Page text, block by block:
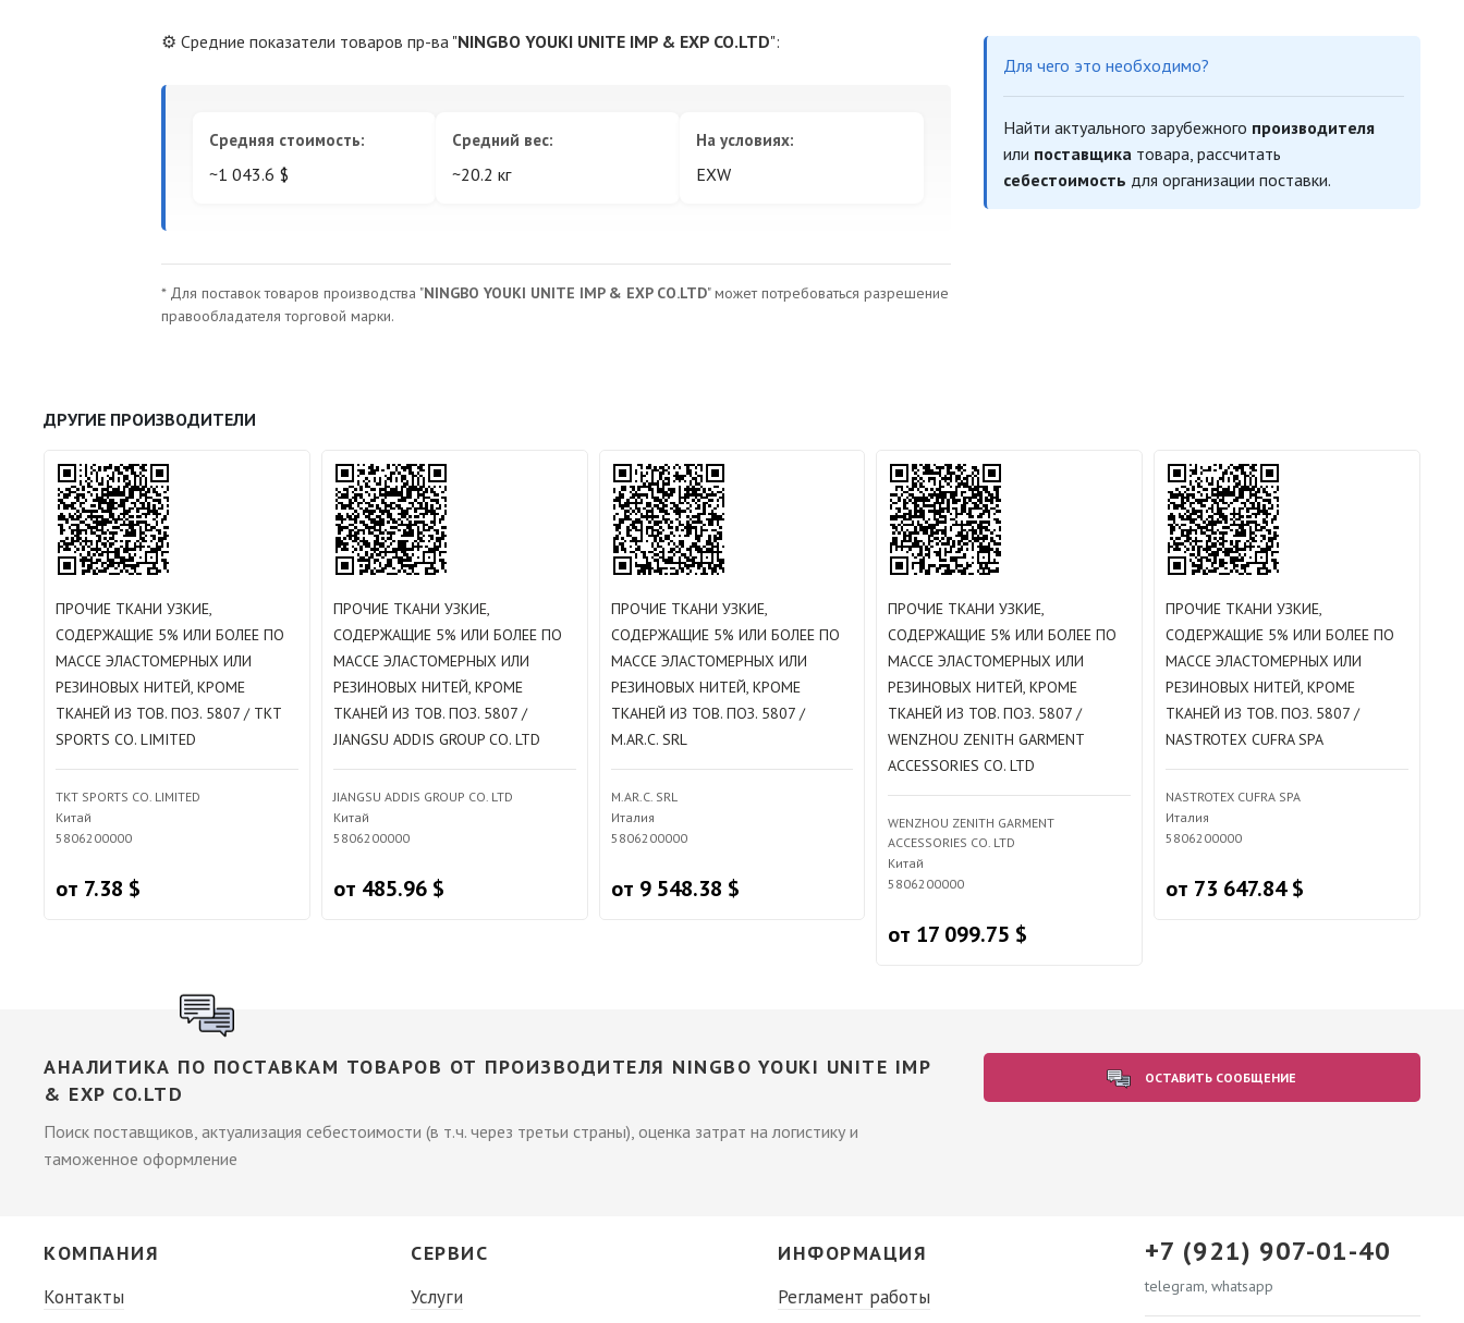
⚙️ Средние показатели товаров пр-ва "NINGBO YOUKI UNITE IMP & EXP CO.LTD":
Средняя стоимость:
~1 043.6 $
Средний вес:
~20.2 кг
На условиях:
EXW
* Для поставок товаров производства "NINGBO YOUKI UNITE IMP & EXP CO.LTD" может потребоваться разрешение
правообладателя торговой марки.
Для чего это необходимо?
Найти актуального зарубежного производителя
или поставщикатовара, рассчитать
себестоимость для организации поставки.
ДРУГИЕ ПРОИЗВОДИТЕЛИ
ПРОЧИЕ ТКАНИ УЗКИЕ,
СОДЕРЖАЩИЕ 5% ИЛИ БОЛЕЕ ПО
МАССЕ ЭЛАСТОМЕРНЫХ ИЛИ
РЕЗИНОВЫХ НИТЕЙ, КРОМЕ
ТКАНЕЙ ИЗ ТОВ. ПОЗ. 5807 / TKT
SPORTS CO. LIMITED
TKT SPORTS CO. LIMITED
Китай
5806200000
от 7.38 $
ПРОЧИЕ ТКАНИ УЗКИЕ,
СОДЕРЖАЩИЕ 5% ИЛИ БОЛЕЕ ПО
МАССЕ ЭЛАСТОМЕРНЫХ ИЛИ
РЕЗИНОВЫХ НИТЕЙ, КРОМЕ
ТКАНЕЙ ИЗ ТОВ. ПОЗ. 5807 /
JIANGSU ADDIS GROUP CO. LTD
JIANGSU ADDIS GROUP CO. LTD
Китай
5806200000
от 485.96 $
ПРОЧИЕ ТКАНИ УЗКИЕ,
СОДЕРЖАЩИЕ 5% ИЛИ БОЛЕЕ ПО
МАССЕ ЭЛАСТОМЕРНЫХ ИЛИ
РЕЗИНОВЫХ НИТЕЙ, КРОМЕ
ТКАНЕЙ ИЗ ТОВ. ПОЗ. 5807 /
M.AR.C. SRL
M.AR.C. SRL
Италия
5806200000
от 9 548.38 $
ПРОЧИЕ ТКАНИ УЗКИЕ,
СОДЕРЖАЩИЕ 5% ИЛИ БОЛЕЕ ПО
МАССЕ ЭЛАСТОМЕРНЫХ ИЛИ
РЕЗИНОВЫХ НИТЕЙ, КРОМЕ
ТКАНЕЙ ИЗ ТОВ. ПОЗ. 5807 /
WENZHOU ZENITH GARMENT
ACCESSORIES CO. LTD
WENZHOU ZENITH GARMENT
ACCESSORIES CO. LTD
Китай
5806200000
от 17 099.75 $
ПРОЧИЕ ТКАНИ УЗКИЕ,
СОДЕРЖАЩИЕ 5% ИЛИ БОЛЕЕ ПО
МАССЕ ЭЛАСТОМЕРНЫХ ИЛИ
РЕЗИНОВЫХ НИТЕЙ, КРОМЕ
ТКАНЕЙ ИЗ ТОВ. ПОЗ. 5807 /
NASTROTEX CUFRA SPA
NASTROTEX CUFRA SPA
Италия
5806200000
от 73 647.84 $
АНАЛИТИКА ПО ПОСТАВКАМ ТОВАРОВ ОТ ПРОИЗВОДИТЕЛЯ NINGBO YOUKI UNITE IMP
& EXP CO.LTD
Поиск поставщиков, актуализация себестоимости (в т.ч. через третьи страны), оценка затрат на логистику и
таможенное оформление
ОСТАВИТЬ СООБЩЕНИЕ
КОМПАНИЯ
Контакты
СЕРВИС
Услуги
ИНФОРМАЦИЯ
Регламент работы
+7 (921) 907-01-40
telegram, whatsapp